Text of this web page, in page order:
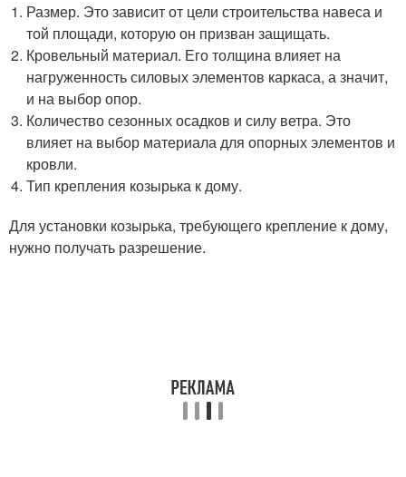
Размер. Это зависит от цели строительства навеса и
той площади, которую он призван защищать.
Кровельный материал. Его толщина влияет на
нагруженность силовых элементов каркаса, а значит,
и на выбор опор.
Количество сезонных осадков и силу ветра. Это
влияет на выбор материала для опорных элементов и
кровли.
Тип крепления козырька к дому.
Для установки козырька, требующего крепление к дому,
нужно получать разрешение.